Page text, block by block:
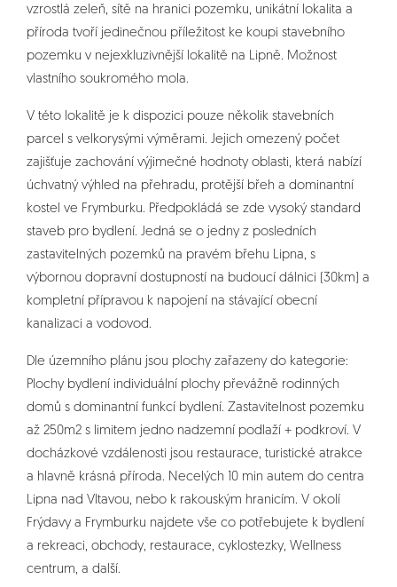
vzrostlá zeleň, sítě na hranici pozemku, unikátní lokalita a
příroda tvoří jedinečnou příležitost ke koupi stavebního
pozemku v nejexkluzivnější lokalitě na Lipně. Možnost
vlastního soukromého mola.
V této lokalitě je k dispozici pouze několik stavebních
parcel s velkorysými výměrami. Jejich omezený počet
zajišťuje zachování výjimečné hodnoty oblasti, která nabízí
úchvatný výhled na přehradu, protější břeh a dominantní
kostel ve Frymburku. Předpokládá se zde vysoký standard
staveb pro bydlení. Jedná se o jedny z posledních
zastavitelných pozemků na pravém břehu Lipna, s
výbornou dopravní dostupností na budoucí dálnici (30km) a
kompletní přípravou k napojení na stávající obecní
kanalizaci a vodovod.
Dle územního plánu jsou plochy zařazeny do kategorie:
Plochy bydlení individuální plochy převážně rodinných
domů s dominantní funkcí bydlení. Zastavitelnost pozemku
až 250m2 s limitem jedno nadzemní podlaží + podkroví. V
docházkové vzdálenosti jsou restaurace, turistické atrakce
a hlavně krásná příroda. Necelých 10 min autem do centra
Lipna nad Vltavou, nebo k rakouským hranicím. V okolí
Frýdavy a Frymburku najdete vše co potřebujete k bydlení
a rekreaci, obchody, restaurace, cyklostezky, Wellness
centrum, a další.